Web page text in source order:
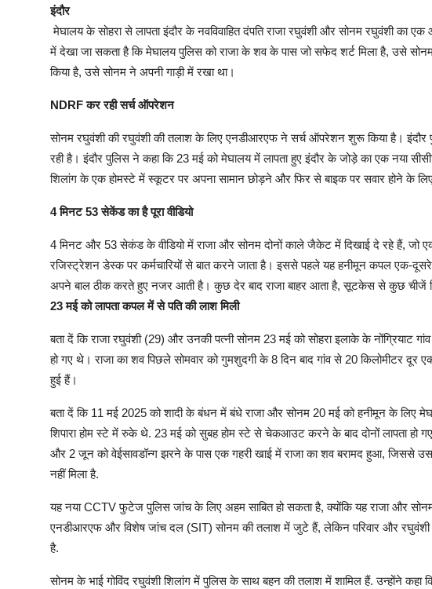
इंदौर
मेघालय के सोहरा से लापता इंदौर के नवविवाहित दंपति राजा रघुवंशी और सोनम रघुवंशी का एक
में देखा जा सकता है कि मेघालय पुलिस को राजा के शव के पास जो सफेद शर्ट मिला है, उसे
किया है, उसे सोनम ने अपनी गाड़ी में रखा था।
NDRF कर रही सर्च ऑपरेशन
सोनम रघुवंशी की रघुवंशी की तलाश के लिए एनडीआरएफ ने सर्च ऑपरेशन शुरू किया है।
रही है। इंदौर पुलिस ने कहा कि 23 मई को मेघालय में लापता हुए इंदौर के जोड़े का एक नया
शिलांग के एक होमस्टे में स्कूटर पर अपना सामान छोड़ने और फिर से बाइक पर सवार होने के
4 मिनट 53 सेकेंड का है पूरा वीडियो
4 मिनट और 53 सेकंड के वीडियो में राजा और सोनम दोनों काले जैकेट में दिखाई दे रहे हैं,
रजिस्ट्रेशन डेस्क पर कर्मचारियों से बात करने जाता है। इससे पहले यह हनीमून कपल एक-
अपने बाल ठीक करते हुए नजर आती है। कुछ देर बाद राजा बाहर आता है, सूटकेस से कुछ चीजें
23 मई को लापता कपल में से पति की लाश मिली
बता दें कि राजा रघुवंशी (29) और उनकी पत्नी सोनम 23 मई को सोहरा इलाके के
हो गए थे। राजा का शव पिछले सोमवार को गुमशुदगी के 8 दिन बाद गांव से 20 किलोमीटर दूर
हुई हैं।
बता दें कि 11 मई 2025 को शादी के बंधन में बंधे राजा और सोनम 20 मई को हनीमून के लिए
शिपारा होम स्टे में रुके थे. 23 मई को सुबह होम स्टे से चेकआउट करने के बाद दोनों लापता हो
और 2 जून को वेईसावडॉन्ग झरने के पास एक गहरी खाई में राजा का शव बरामद हुआ, जिससे
नहीं मिला है.
यह नया CCTV फुटेज पुलिस जांच के लिए अहम साबित हो सकता है, क्योंकि यह राजा और सोनम
एनडीआरएफ और विशेष जांच दल (SIT) सोनम की तलाश में जुटे हैं, लेकिन परिवार और रघुवंशी
है.
सोनम के भाई गोविंद रघुवंशी शिलांग में पुलिस के साथ बहन की तलाश में शामिल हैं. उन्होंने कहा